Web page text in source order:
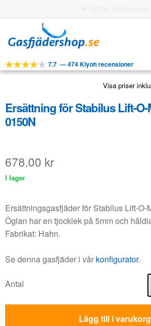
till
navigering
till
innehåll
VERKTYG
APPLIKATIONER
KUNDSERVICE
7.7 —474 Kiyoh recensioner
Visa priser
Ersättning för Stabilus Lift-O-
0150N
678.00 kr
I lager
Ersättningsgasfjäder för Stabilus Lift-O-
Öglan har en tjocklek på 5mm och
Fabrikat: Hahn.
Se denna gasfjäder i vår konfigurator.
Antal
Lägg till i varukorg